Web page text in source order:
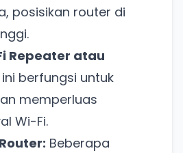
posisikan router di
Repeater atau
berfungsi untuk
memperluas
Wi-Fi.
Beberapa